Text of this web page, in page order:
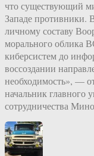
что существующий
Западе противники.
личному составу
морального облика
киберсистем до
воссоздании
необходимость», —
начальник главного
сотрудничества